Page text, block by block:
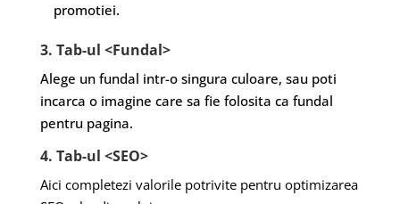
promotiei.
3. Tab-ul <Fundal>
Alege un fundal intr-o singura culoare, sau poti
incarca o imagine care sa fie folosita ca fundal
pentru pagina.
4. Tab-ul <SEO>
Aici completezi valorile potrivite pentru optimizarea